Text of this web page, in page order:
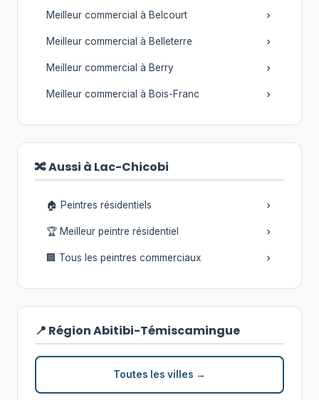
Meilleur commercial à Belcourt
Meilleur commercial à Belleterre
Meilleur commercial à Berry
Meilleur commercial à Bois-Franc
🔀 Aussi à Lac-Chicobi
🏠 Peintres résidentiels
🏆 Meilleur peintre résidentiel
🏢 Tous les peintres commerciaux
📍 Région Abitibi-Témiscamingue
Toutes les villes →